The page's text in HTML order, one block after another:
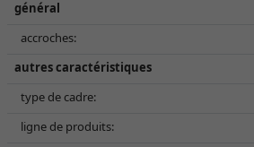
général
accroches:
autres caractéristiques
type de cadre:
ligne de produits: